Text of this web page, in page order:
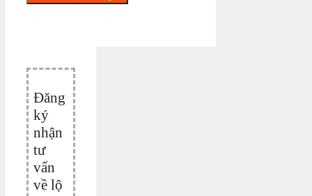
Đăng
ký
nhận
tư
vấn
về lộ